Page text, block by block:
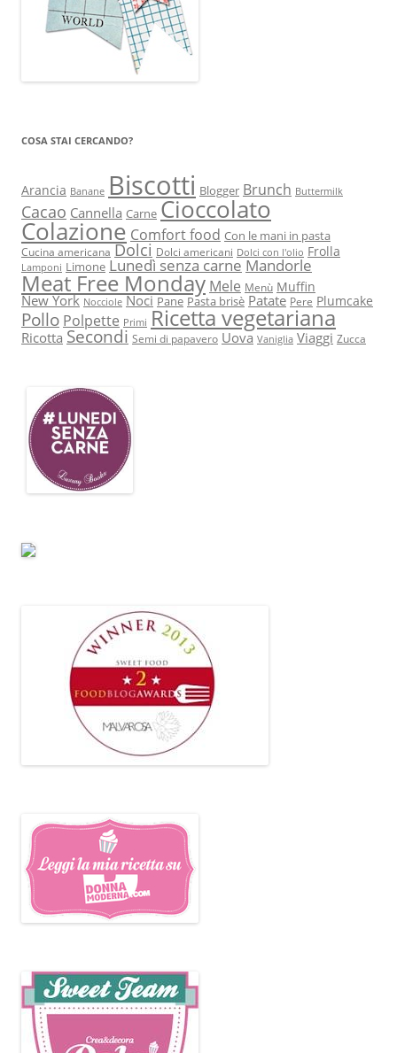
COSA STAI CERCANDO?
Arancia Banane Biscotti Blogger Brunch Buttermilk
Cacao Cannella Carne Cioccolato
Colazione Comfort food Con le mani in pasta
Cucina americana Dolci Dolci americani Dolci con l'olio Frolla
Lamponi Limone Lunedì senza carne Mandorle
Meat Free Monday Mele Menù Muffin
New York Nocciole Noci Pane Pasta brisè Patate Pere Plumcake
Pollo Polpette Primi Ricetta vegetariana
Ricotta Secondi Semi di papavero Uova Vaniglia Viaggi Zucca